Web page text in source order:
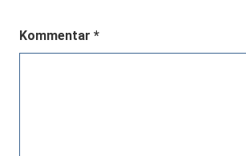
Kommentar *